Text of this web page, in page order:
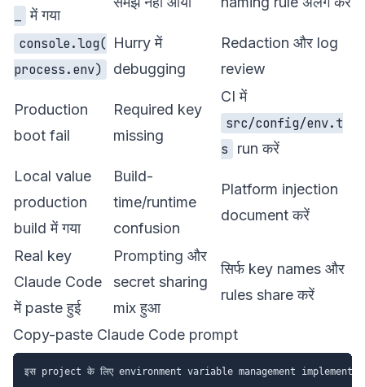
में गया
console.log(
process.env)
Hurry में
debugging
Redaction और log
review
Production
boot fail
Required key
missing
CI में
src/config/env.t
s
run करें
Local value
production
build में गया
Build-
time/runtime
confusion
Platform injection
document करें
Real key
Claude Code
में paste हुई
Prompting और
secret sharing
mix हुआ
सिर्फ key names और
rules share करें
Copy-paste Claude Code prompt
इस project के लिए environment variable management implement